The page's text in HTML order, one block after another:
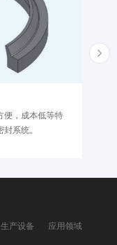
便，成本低等特
系统。
生产设备 应用领域